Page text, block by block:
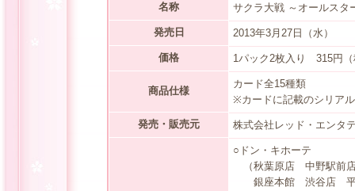
名称 サクラ大戦 ～オールス
発売日 2013年3月27日（水）
価格 1パック2枚入り 315円（
商品仕様
カード全15種類
※カードに記載のシリア
発売・販売元 株式会社レッド・エンタ
○ドン・キホーテ
（秋葉原店 中野駅前
銀座本館 渋谷店 平